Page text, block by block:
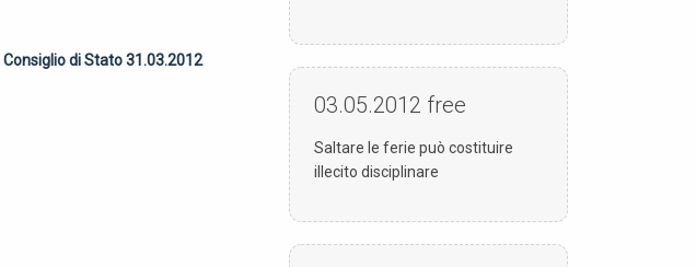
Consiglio di Stato 31.03.2012
03.05.2012 free
Saltare le ferie può costituire
illecito disciplinare